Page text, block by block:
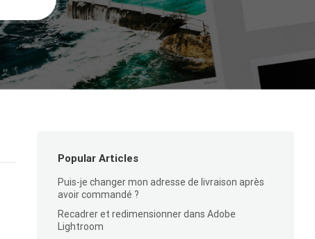
Popular Articles
Puis-je changer mon adresse de livraison après
avoir commandé ?
Recadrer et redimensionner dans Adobe
Lightroom